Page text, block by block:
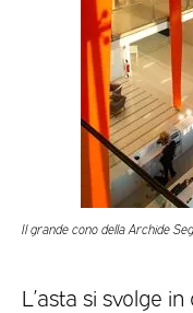
Il grande cono della Archide
L’asta si svolge